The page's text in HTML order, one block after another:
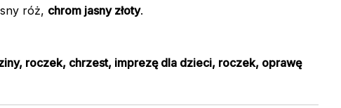
róż, chrom jasny złoty.
roczek, chrzest, imprezę dla dzieci, roczek, oprawę